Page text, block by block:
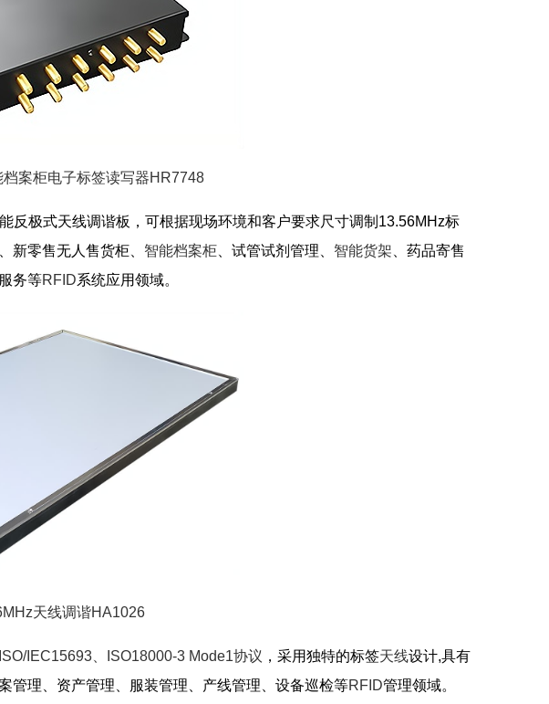
案柜电子标签读写器HR7748
反极式天线调谐板，可根据现场环境和客户要求尺寸调制13.56MHz标
新零售无人售货柜、 智能档案柜 、试管试剂管理、 智能货架 、药品寄售
务等RFID系统应用领域。
天线调谐HA1026
ISO/IEC15693、ISO18000-3 Mode1协议 ，采用独特的标签天线设计,具有
案管理、资产管理、服装管理、产线管理、设备巡检等RFID管理领域。